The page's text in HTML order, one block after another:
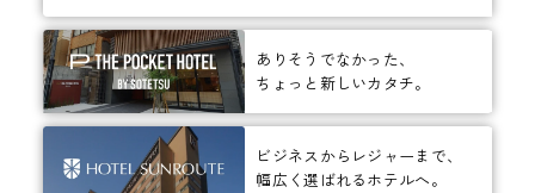
ありそうでなかった、
ちょっと新しいカタチ。
ビジネスからレジャーまで、
幅広く選ばれるホテルへ。